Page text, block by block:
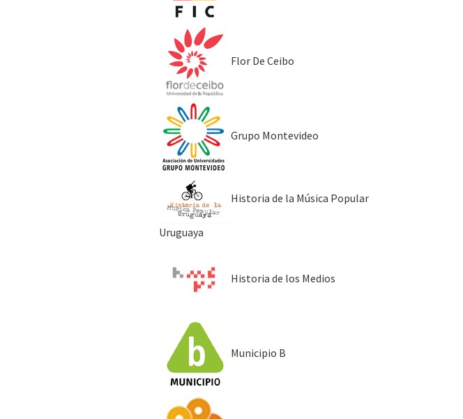
Flor De Ceibo
Grupo Montevideo
Historia de la Música Popular
Uruguaya
Historia de los Medios
Municipio B